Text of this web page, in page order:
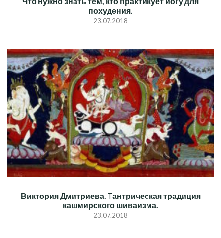
похудения.
23.07.2018
Виктория Дмитриева. Тантрическая традиция
кашмирского шиваизма.
23.07.2018